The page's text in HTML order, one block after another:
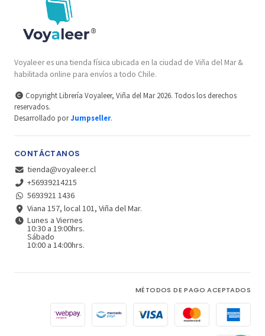
Voyaleer es una tienda física ubicada en la ciudad de Viña del Mar &
habilitada online para envíos a todo Chile.
Copyright Librería Voyaleer, Viña del Mar 2026. Todos los derechos
reservados.
Desarrollado porJumpseller.
CONTÁCTANOS
tienda@voyaleer.cl
+56939214215
5693921 1436
Viana 157, local 101, Viña del Mar.
Lunes a Viernes
10:30 a 19:00hrs.
Sábado
10:00 a 14:00hrs.
MÉTODOS DE PAGO ACEPTADOS